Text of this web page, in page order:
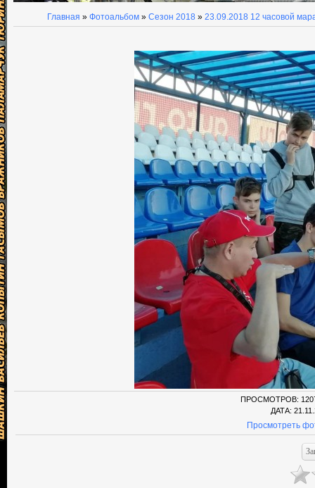
Главная » Фотоальбом » Сезон 2018 » 23.09.2018 12 часовой
ПРОСМОТРОВ:
ДАТА:
Просмотреть